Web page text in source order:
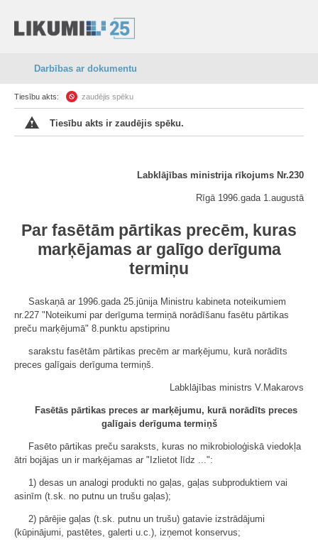
Darbības ar dokumentu
Tiesību akts: zaudējis spēku
Tiesību akts ir zaudējis spēku.
Labklājības ministrija rīkojums Nr.230
Rīgā 1996.gada 1.augustā
Par fasētām pārtikas precēm, kuras
marķējamas ar galīgo derīguma
termiņu
Saskaņā ar 1996.gada 25.jūnija Ministru kabineta noteikumiem
nr.227 "Noteikumi par derīguma termiņā norādīšanu fasētu pārtikas
preču marķējumā" 8.punktu apstiprinu
sarakstu fasētām pārtikas precēm ar marķējumu, kurā norādīts
preces galīgais derīguma termiņš.
Labklājības ministrs V.Makarovs
Fasētās pārtikas preces ar marķējumu, kurā norādīts preces
galīgais derīguma termiņš
Fasēto pārtikas preču saraksts, kuras no mikrobioloģiskā viedokļa
ātri bojājas un ir marķējamas ar "Izlietot līdz ...":
1) desas un analogi produkti no gaļas, gaļas subproduktiem vai
asinīm (t.sk. no putnu un trušu gaļas);
2) pārējie gaļas (t.sk. putnu un trušu) gatavie izstrādājumi
(kūpinājumi, pastētes, galerti u.c.), izņemot konservus;